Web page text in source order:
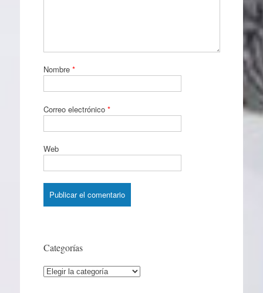
Nombre *
Correo electrónico *
Web
Categorías
Categorías